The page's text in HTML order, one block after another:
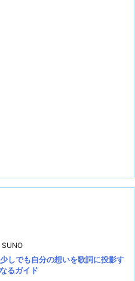
SUNO
しでも自分の想いを歌詞に投影す
るガイド